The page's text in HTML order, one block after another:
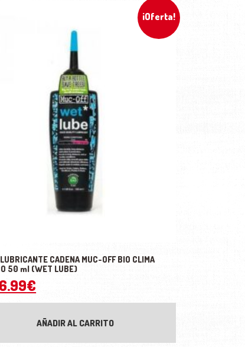
¡Oferta!
CADENA MUC-OFF BIO CLIMA
50 ml (WET LUBE)
El precio original era: 7.99€.
6.99€
AÑADIR AL CARRITO